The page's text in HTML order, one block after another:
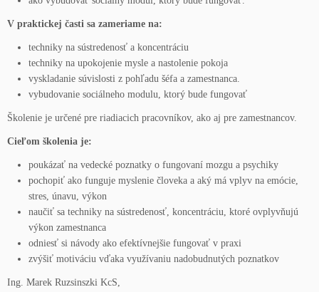
V praktickej časti sa zameriame na:
techniky na sústredenosť a koncentráciu
techniky na upokojenie mysle a nastolenie pokoja
vyskladanie súvislosti z pohľadu šéfa a zamestnanca.
vybudovanie sociálneho modulu, ktorý bude fungovať
Školenie je určené pre riadiacich pracovníkov, ako aj pre zamestnancov.
Cieľom školenia je:
poukázať na vedecké poznatky o fungovaní mozgu a psychiky
pochopiť ako funguje myslenie človeka a aký má vplyv na emócie,
stres, únavu, výkon
naučiť sa techniky na sústredenosť, koncentráciu, ktoré ovplyvňujú
výkon zamestnanca
odniesť si návody ako efektívnejšie fungovať v praxi
zvýšiť motiváciu vďaka využívaniu nadobudnutých poznatkov
Ing. Marek Ruzsinszki KcS,